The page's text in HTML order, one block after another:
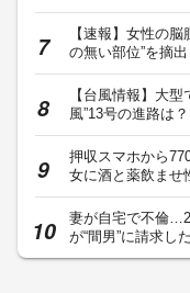
【速報】女性の
の無い部位”を摘
【台風情報】大
風”13号の進路は
押収スマホから
女に酒と薬飲ませ
妻が自宅で不倫
が“間男”に請求し